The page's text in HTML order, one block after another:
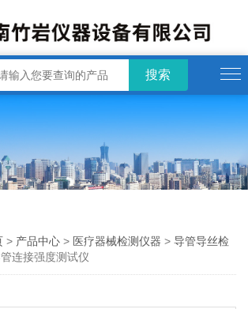
> 产品中心 > 医疗器械检测仪器 >导管导丝检
连接强度测试仪